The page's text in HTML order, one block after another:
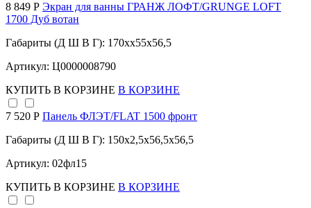
8 849 Р Экран для ванны ГРАНЖ ЛОФТ/GRUNGE LOFT
1700 Дуб вотан
Габариты (Д Ш В Г): 170xx55x56,5
Артикул: Ц0000008790
КУПИТЬ В КОРЗИНЕ В КОРЗИНЕ
7 520 Р Панель ФЛЭТ/FLAT 1500 фронт
Габариты (Д Ш В Г): 150x2,5x56,5x56,5
Артикул: 02фл15
КУПИТЬ В КОРЗИНЕ В КОРЗИНЕ